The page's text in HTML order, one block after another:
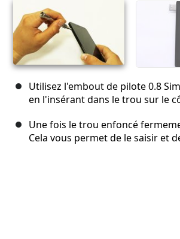
Utilisez l'embout de pilote 0.8
en l'insérant dans le trou sur le
Une fois le trou enfoncé
Cela vous permet de le saisir et